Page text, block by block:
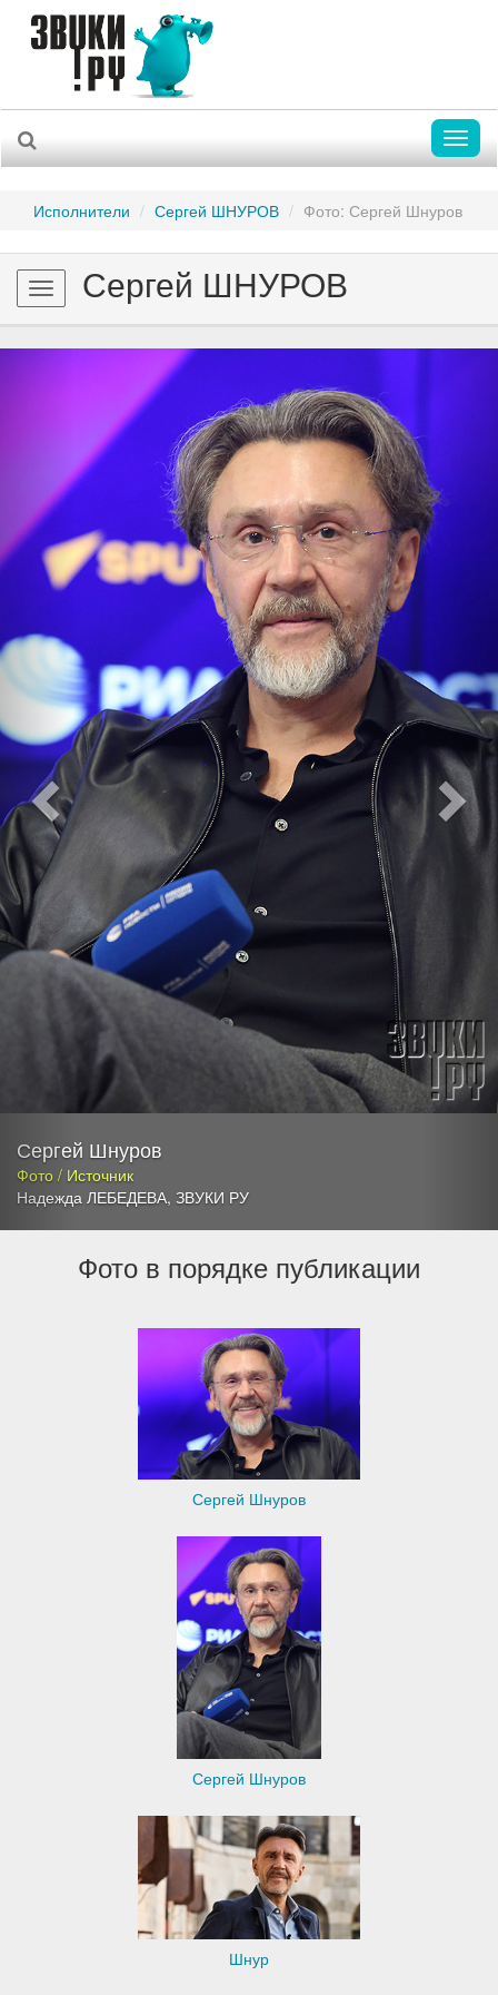
Исполнители Сергей ШНУРОВ Фото: Сергей Шнуров
Toggle
navigation
Сергей ШНУРОВ
Сергей Шнуров
Фото / Источник
Надежда ЛЕБЕДЕВА, ЗВУКИ РУ
Previous
Фото в порядке публикации
Сергей Шнуров
Сергей Шнуров
Шнур